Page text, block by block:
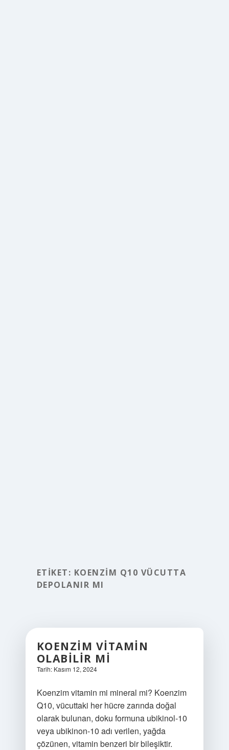
ETIKET: KOENZIM Q10 VÜCUTTA
DEPOLANIR MI
KOENZIM VITAMIN
OLABILIR MI
Tarih: Kasım 12, 2024
Koenzim vitamin mi mineral mi? Koenzim
Q10, vücuttaki her hücre zarında doğal
olarak bulunan, doku formuna ubikinol-10
veya ubikinon-10 adı verilen, yağda
çözünen, vitamin benzeri bir bileşiktir.